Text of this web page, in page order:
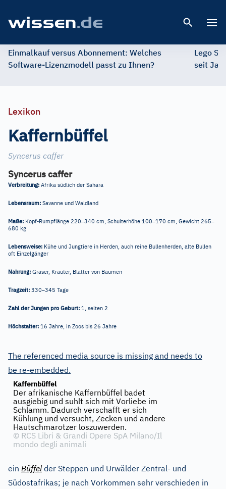
Einmalkauf versus Abonnement: Welches
Software-Lizenzmodell passt zu Ihnen?
Lego
seit
Lexikon
Kaffernbüffel
Syncerus caffer
Syncerus caffer
Verbreitung: Afrika südlich der Sahara
Lebensraum: Savanne und Waldland
Maße: Kopf-Rumpflänge 220–340 cm, Schulterhöhe 100–170 cm, Gewicht 265–
680 kg
Lebensweise: Kühe und Jungtiere in Herden, auch reine Bullenherden, alte Bullen
oft Einzelgänger
Nahrung: Gräser, Kräuter, Blätter von Bäumen
Tragzeit: 330–345 Tage
Zahl der Jungen pro Geburt: 1, selten 2
Höchstalter: 16 Jahre, in Zoos bis 26 Jahre
The referenced media source is missing and needs to
be re-embedded.
Kaffernbüffel
Der afrikanische Kaffernbüffel badet
ausgiebig und suhlt sich mit Vorliebe im
Schlamm. Dadurch verschafft er sich
Kühlung und versucht, Zecken und andere
Hautschmarotzer loszuwerden.
© RCS Libri & Grandi Opere SpA Milano/Il
mondo degli animali
ein Büffel der Steppen und Urwälder Zentral- und
Südostafrikas; je nach Vorkommen sehr verschieden in